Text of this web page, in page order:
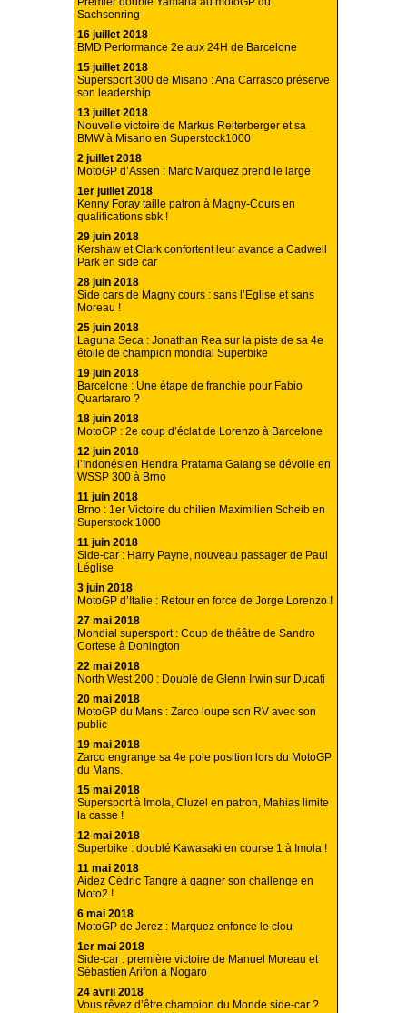
Sachsenring
16 juillet 2018
BMD Performance 2e aux 24H de Barcelone
15 juillet 2018
Supersport 300 de Misano : Ana Carrasco préserve
son leadership
13 juillet 2018
Nouvelle victoire de Markus Reiterberger et sa
BMW à Misano en Superstock1000
2 juillet 2018
MotoGP d’Assen : Marc Marquez prend le large
1er juillet 2018
Kenny Foray taille patron à Magny-Cours en
qualifications sbk !
29 juin 2018
Kershaw et Clark confortent leur avance a Cadwell
Park en side car
28 juin 2018
Side cars de Magny cours : sans l’Eglise et sans
Moreau !
25 juin 2018
Laguna Seca : Jonathan Rea sur la piste de sa 4e
étoile de champion mondial Superbike
19 juin 2018
Barcelone : Une étape de franchie pour Fabio
Quartararo ?
18 juin 2018
MotoGP : 2e coup d’éclat de Lorenzo à Barcelone
12 juin 2018
l’Indonésien Hendra Pratama Galang se dévoile en
WSSP 300 à Brno
11 juin 2018
Brno : 1er Victoire du chilien Maximilien Scheib en
Superstock 1000
11 juin 2018
Side-car : Harry Payne, nouveau passager de Paul
Léglise
3 juin 2018
MotoGP d’Italie : Retour en force de Jorge Lorenzo !
27 mai 2018
Mondial supersport : Coup de théâtre de Sandro
Cortese à Donington
22 mai 2018
North West 200 : Doublé de Glenn Irwin sur Ducati
20 mai 2018
MotoGP du Mans : Zarco loupe son RV avec son
public
19 mai 2018
Zarco engrange sa 4e pole position lors du MotoGP
du Mans.
15 mai 2018
Supersport à Imola, Cluzel en patron, Mahias limite
la casse !
12 mai 2018
Superbike : doublé Kawasaki en course 1 à Imola !
11 mai 2018
Aidez Cédric Tangre à gagner son challenge en
Moto2 !
6 mai 2018
MotoGP de Jerez : Marquez enfonce le clou
1er mai 2018
Side-car : première victoire de Manuel Moreau et
Sébastien Arifon à Nogaro
24 avril 2018
Vous rêvez d’être champion du Monde side-car ?